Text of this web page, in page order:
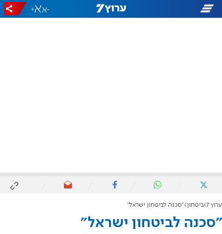
-
+
ערוץ 7 ביטחון "סכנה לביטחון ישראל"
"סכנה לביטחון ישראל"